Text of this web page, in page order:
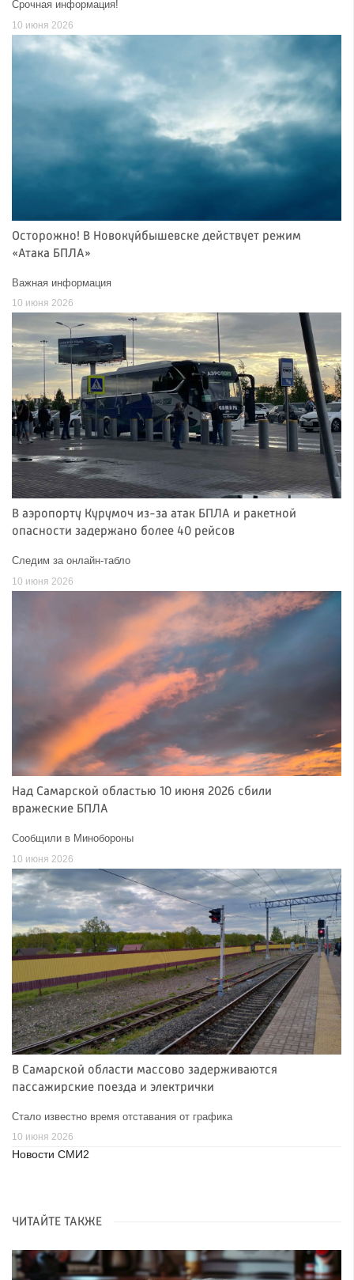
Срочная информация!
10 июня 2026
Осторожно! В Новокуйбышевске действует режим
«Атака БПЛА»
Важная информация
10 июня 2026
В аэропорту Курумоч из-за атак БПЛА и ракетной
опасности задержано более 40 рейсов
Следим за онлайн-табло
10 июня 2026
Над Самарской областью 10 июня 2026 сбили
вражеские БПЛА
Сообщили в Минобороны
10 июня 2026
В Самарской области массово задерживаются
пассажирские поезда и электрички
Стало известно время отставания от графика
10 июня 2026
Новости СМИ2
ЧИТАЙТЕ ТАКЖЕ